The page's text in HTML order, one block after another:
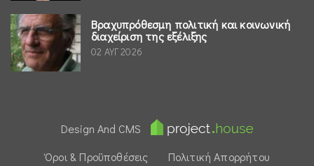
Βραχυπρόθεσμη πολιτική και κοινωνική
διαχείριση της εξέλιξης
02 ΑΥΓ 2026
Design And CMS
Όροι & Προϋποθέσεις
Πολιτική Απορρήτου